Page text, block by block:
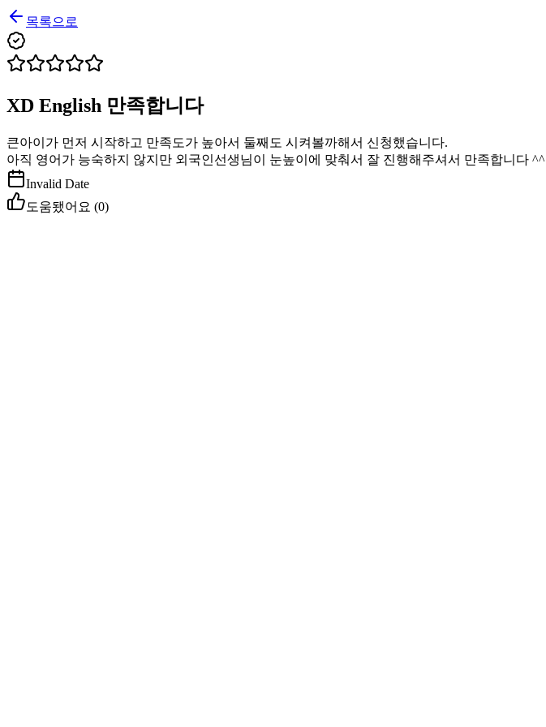
목록으로
XD English 만족합니다
큰아이가 먼저 시작하고 만족도가 높아서 둘째도 시켜볼까해서 신청했습니다.
아직 영어가 능숙하지 않지만 외국인선생님이 눈높이에 맞춰서 잘 진행해주셔서 만족합니다 ^^
Invalid Date
도움됐어요 (0)